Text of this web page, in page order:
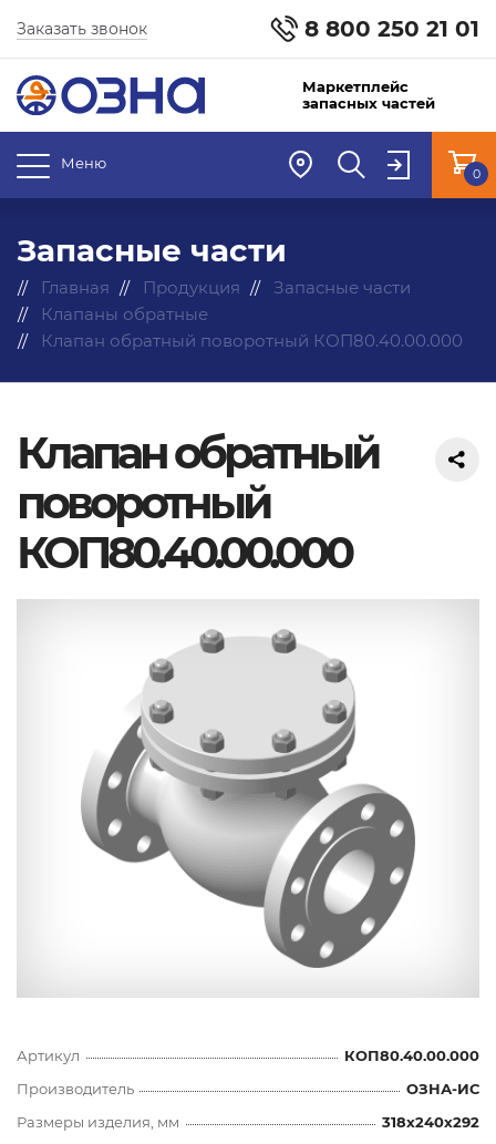
8 800 250 21 01
Заказать звонок
Маркетплейс
запасных частей
Меню
0
Запасные части
Главная Продукция
Запасные части
Клапаны обратные
Клапан обратный поворотный КОП80.40.00.000
Клапан обратный
поворотный
КОП80.40.00.000
Артикул
КОП80.40.00.000
Производитель
ОЗНА-ИС
Размеры изделия, мм
318x240x292